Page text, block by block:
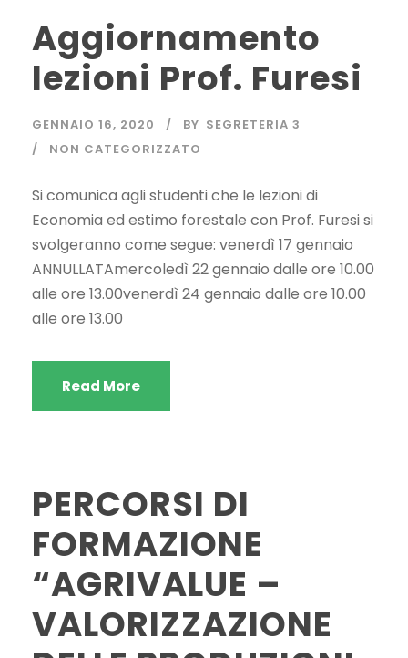
Aggiornamento
lezioni Prof. Furesi
GENNAIO 16, 2020 BY SEGRETERIA 3
NON CATEGORIZZATO
Si comunica agli studenti che le lezioni di
Economia ed estimo forestale con Prof. Furesi si
svolgeranno come segue: venerdì 17 gennaio
ANNULLATAmercoledì 22 gennaio dalle ore 10.00
alle ore 13.00venerdì 24 gennaio dalle ore 10.00
alle ore 13.00
Read More
PERCORSI DI
FORMAZIONE
“AGRIVALUE –
VALORIZZAZIONE